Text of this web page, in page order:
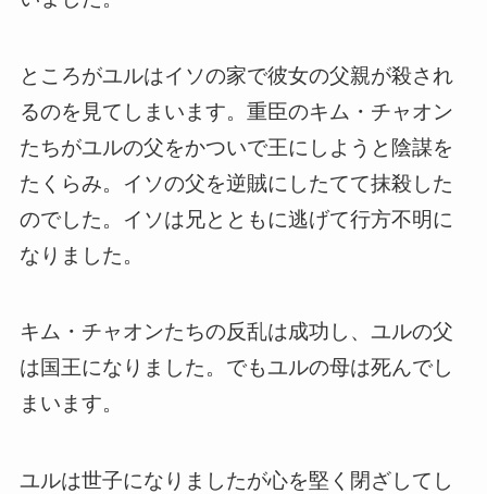
ところがユルはイソの家で彼女の父親が殺され
るのを見てしまいます。重臣のキム・チャオン
たちがユルの父をかついで王にしようと陰謀を
たくらみ。イソの父を逆賊にしたてて抹殺した
のでした。イソは兄とともに逃げて行方不明に
なりました。
キム・チャオンたちの反乱は成功し、ユルの父
は国王になりました。でもユルの母は死んでし
まいます。
ユルは世子になりましたが心を堅く閉ざしてし